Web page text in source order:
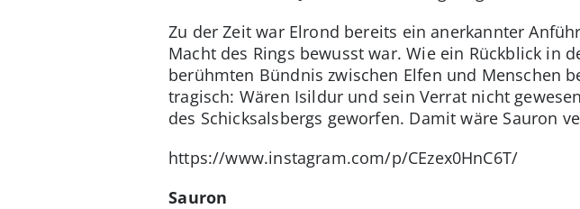
Zu der Zeit war Elrond bereits ein anerkannter
Macht des Rings bewusst war. Wie ein Rückblick in
berühmten Bündnis zwischen Elfen und Menschen
tragisch: Wären Isildur und sein Verrat nicht
des Schicksalsbergs geworfen. Damit wäre Sauron
https://www.instagram.com/p/CEzex0HnC6T/
Sauron